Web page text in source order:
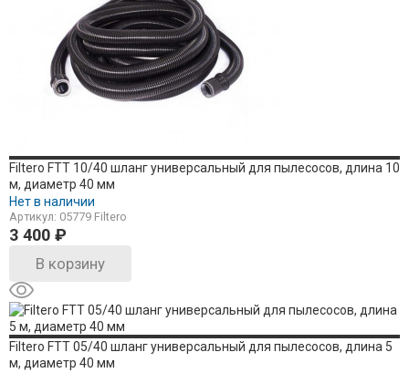
Filtero FTT 10/40 шланг универсальный для пылесосов, длина 10
м, диаметр 40 мм
Нет в наличии
Артикул: 05779 Filtero
3 400 ₽
В корзину
Filtero FTT 05/40 шланг универсальный для пылесосов, длина 5
м, диаметр 40 мм